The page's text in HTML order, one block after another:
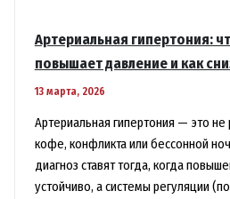
Артериальная гипертония:
повышает давление и как
13 марта, 2026
Артериальная гипертония — это
кофе, конфликта или бессонной
диагноз ставят тогда, когда
устойчиво, а системы регуляции